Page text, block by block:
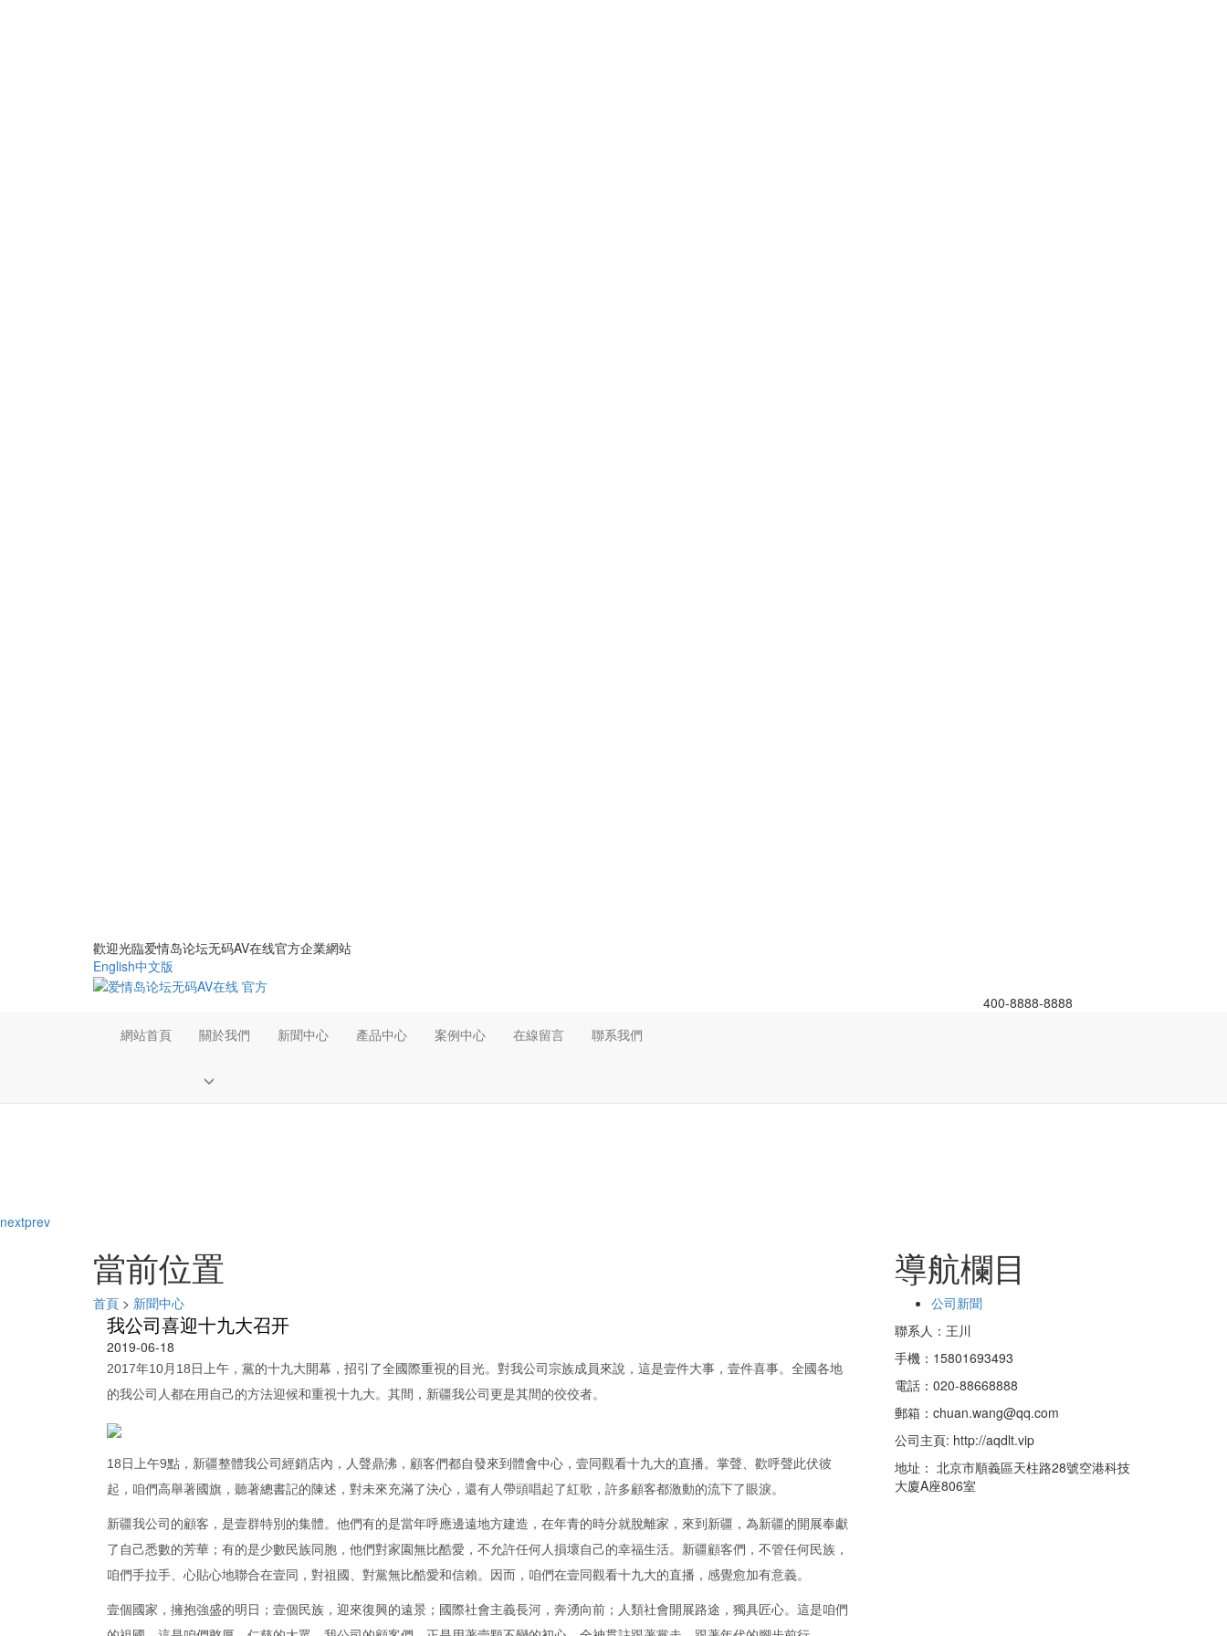
歡迎光臨爱情岛论坛无码AV在线官方企業網站
English中文版
400-8888-8888
網站首頁
關於我們 新聞中心 產品中心 案例中心 在線留言 聯系我們
nextprev
當前位置
首頁 > 新聞中心
我公司喜迎十九大召开
2019-06-18
2017年10月18日上午，黨的十九大開幕，招引了全國際重視的目光。對我公司宗族成員來說，這是壹件大事，壹件喜事。全國各地
的我公司人都在用自己的方法迎候和重視十九大。其間，新疆我公司更是其間的佼佼者。
18日上午9點，新疆整體我公司經銷店內，人聲鼎沸，顧客們都自發來到體會中心，壹同觀看十九大的直播。掌聲、歡呼聲此伏彼
起，咱們高舉著國旗，聽著總書記的陳述，對未來充滿了決心，還有人帶頭唱起了紅歌，許多顧客都激動的流下了眼淚。
新疆我公司的顧客，是壹群特別的集體。他們有的是當年呼應邊遠地方建造，在年青的時分就脫離家，來到新疆，為新疆的開展奉獻
了自己悉數的芳華；有的是少數民族同胞，他們對家園無比酷愛，不允許任何人損壞自己的幸福生活。新疆顧客們，不管任何民族，
咱們手拉手、心貼心地聯合在壹同，對祖國、對黨無比酷愛和信賴。因而，咱們在壹同觀看十九大的直播，感覺愈加有意義。
壹個國家，擁抱強盛的明日；壹個民族，迎來復興的遠景；國際社會主義長河，奔湧向前；人類社會開展路途，獨具匠心。這是咱們
導航欄目
公司新聞
聯系人：王川
手機：15801693493
電話：020-88668888
郵箱：chuan.wang@qq.com
公司主頁: http://aqdlt.vip
地址： 北京市順義區天柱路28號空港科技
大廈A座806室